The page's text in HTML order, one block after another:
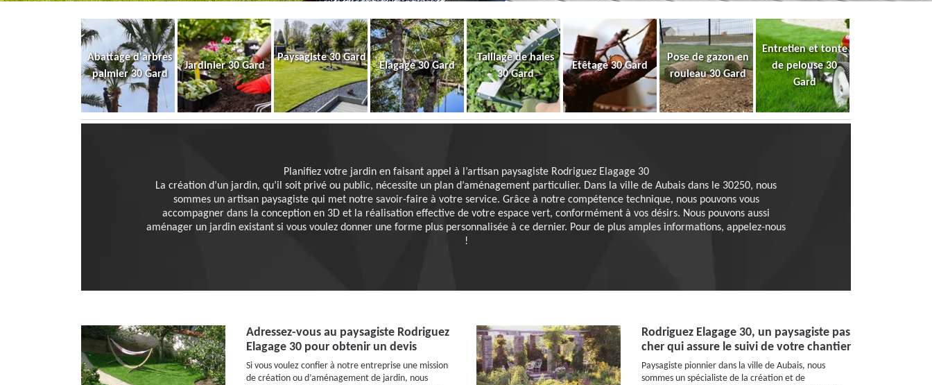
Abattage d'arbres
palmier 30 Gard
Jardinier 30 Gard
Paysagiste 30 Gard
Elagage 30 Gard
Taillage de haies
30 Gard
Etêtage 30 Gard
Pose de gazon en
rouleau 30 Gard
Entretien et tonte
de pelouse 30
Gard
Planifiez votre jardin en faisant appel à l’artisan paysagiste Rodriguez Elagage 30
La création d’un jardin, qu’il soit privé ou public, nécessite un plan d’aménagement particulier. Dans la ville de Aubais dans le 30250, nous
sommes un artisan paysagiste qui met notre savoir-faire à votre service. Grâce à notre compétence technique, nous pouvons vous
accompagner dans la conception en 3D et la réalisation effective de votre espace vert, conformément à vos désirs. Nous pouvons aussi
aménager un jardin existant si vous voulez donner une forme plus personnalisée à ce dernier. Pour de plus amples informations, appelez-nous
!
Adressez-vous au paysagiste Rodriguez
Elagage 30 pour obtenir un devis
Si vous voulez confier à notre entreprise une mission
de création ou d’aménagement de jardin, nous
Rodriguez Elagage 30, un paysagiste pas
cher qui assure le suivi de votre chantier
Paysagiste pionnier dans la ville de Aubais, nous
sommes un spécialiste de la création et de